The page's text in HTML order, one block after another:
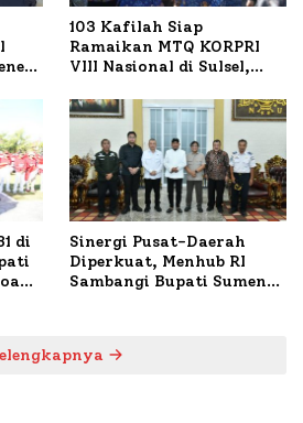
103 Kafilah Siap
Ramaikan MTQ KORPRI
VIII Nasional di Sulsel,
di
Sinergi Pusat-Daerah
Diperkuat, Menhub RI
Sambangi Bupati Sumenep